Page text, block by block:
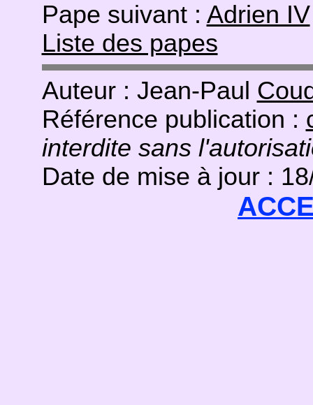
Pape suivant : Adrien IV
Liste des papes
Auteur : Jean-Paul
Référence publication :
interdite sans
Date de mise à jour :